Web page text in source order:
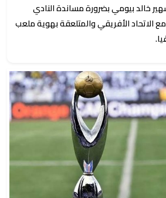
خالد بيومي بضرورة مساندة النادي
مع الاتحاد الأفريقي والمتلعقة بهوية ملعب